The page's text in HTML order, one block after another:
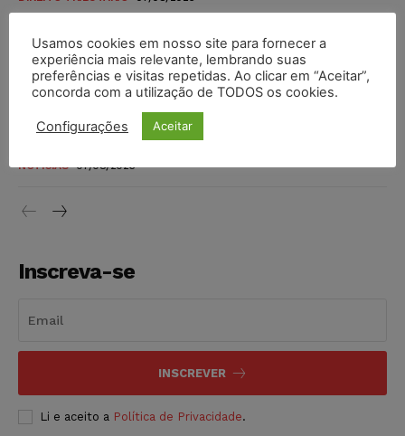
Justiça do Trabalho mantém justa causa de empregado que
vendia canetas emagrecedoras no local de trabalho
NOTÍCIAS 07/08/2026
Justiça de SP decreta prisão de suspeito investigado na
NOTÍCIAS 07/08/2026
Inscreva-se
INSCREVER
Li e aceito a Política de Privacidade.
Usamos cookies em nosso site para fornecer a
experiência mais relevante, lembrando suas
preferências e visitas repetidas. Ao clicar em “Aceitar”,
concorda com a utilização de TODOS os cookies.
Configurações Aceitar